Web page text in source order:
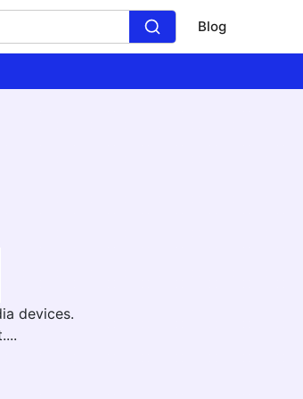
Blog
devices.